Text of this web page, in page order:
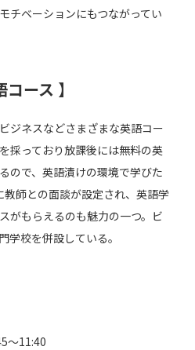
チベーションにもつながってい
ース 】
ジネスなどさまざまな英語コー
採っており放課後には無料の英
ので、英語漬けの環境で学びた
師との面談が設定され、英語学
がもらえるのも魅力の一つ。ビ
学校を併設している。
～11:40